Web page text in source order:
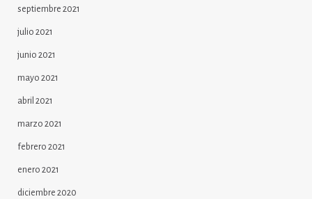
septiembre 2021
julio 2021
junio 2021
mayo 2021
abril 2021
marzo 2021
febrero 2021
enero 2021
diciembre 2020